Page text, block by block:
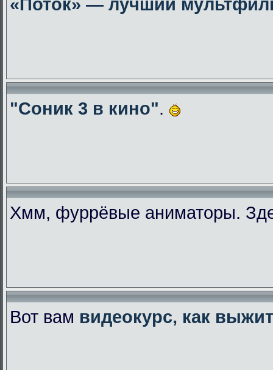
"Соник 3 в кино".
Хмм, фуррёвые аниматоры.
Вот вам видеокурс, как